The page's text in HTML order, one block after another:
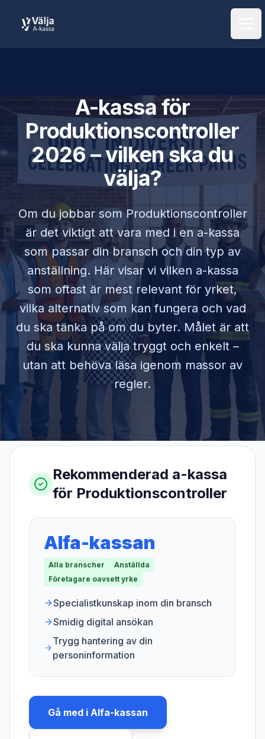
A-kassa för
Produktionscontroller
2026 – vilken ska du
välja?
Om du jobbar somProduktionscontroller
är det viktigt att vara med i en a-kassa
som passar din bransch och din typ av
anställning. Här visar vi vilken a-kassa
som oftast är mest relevant för yrket,
vilka alternativ som kan fungera och vad
du ska tänka på om du byter. Målet är att
du ska kunna välja tryggt och enkelt –
utan att behöva läsa igenom massor av
regler.
Rekommenderad a-kassa
för Produktionscontroller
Alfa-kassan
Alla branscher
Anställda
Företagare oavsett yrke
Specialistkunskap inom din bransch
Smidig digital ansökan
Trygg hantering av din
personinformation
Gå med i Alfa-kassan